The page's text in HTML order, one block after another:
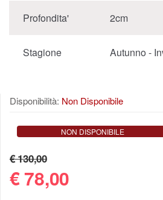
Profondita' 2cm
Stagione Autunno -
Disponibilità: Non Disponibile
NON DISPONIBILE
€ 130,00
€78,00